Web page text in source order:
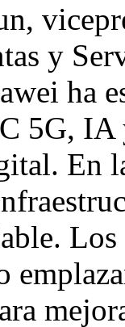
y
ha
5G,
En
Los